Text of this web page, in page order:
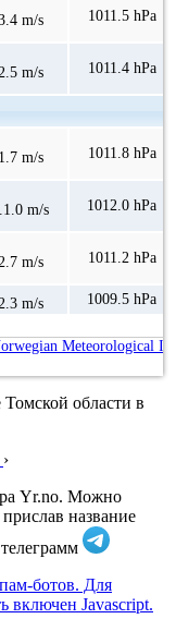
m/s 1011.5 hPa
m/s 1011.4 hPa
1.7 m/s 1011.8 hPa
m/s 1012.0 hPa
m/s 1011.2 hPa
m/s 1009.5 hPa
Meteorological
области в
›
Yr.no. Можно
название
ботов. Для
включен Javascript.